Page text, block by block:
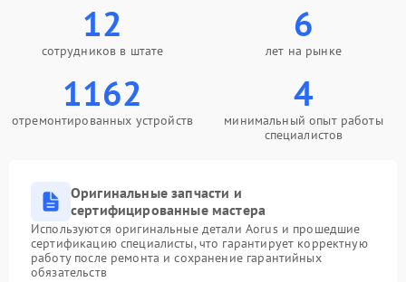
12
сотрудников в штате
6
лет на рынке
1162
отремонтированных устройств
4
минимальный опыт работы
специалистов
Оригинальные запчасти и
сертифицированные мастера
Используются оригинальные детали Aorus и прошедшие
сертификацию специалисты, что гарантирует корректную
работу после ремонта и сохранение гарантийных
обязательств